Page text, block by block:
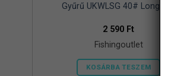
Gyűrű UKWLSG 40# Long Leg
2 590 Ft
Fishingoutlet
KOSÁRBA TESZEM